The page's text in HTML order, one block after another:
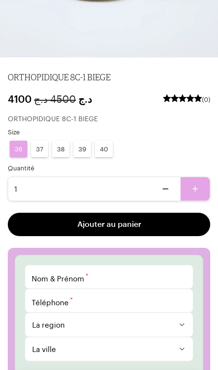
ORTHOPIDIQUE 8C-1 BIEGE
4100 د.ج 4500 د.ج (0)
ORTHOPIDIQUE 8C-1 BIEGE
Size
36 37 38 39 40
ِQuantité
1
Ajouter au panier
Nom & Prénom *
Téléphone *
La region
La ville